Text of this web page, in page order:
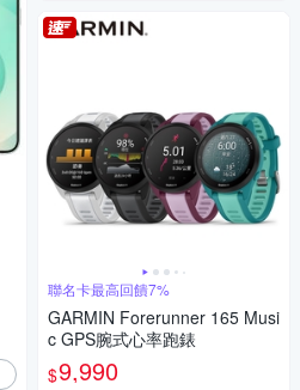
聯名卡最高回饋7%
GARMIN Forerunner 165 Musi
c GPS腕式心率跑錶
$9,990